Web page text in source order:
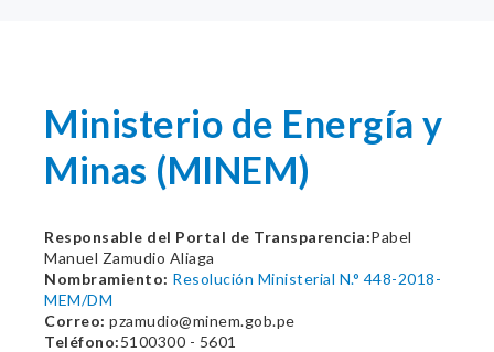
Ministerio de Energía y
Minas (MINEM)
Responsable del Portal de Transparencia:Pabel
Manuel Zamudio Aliaga
Nombramiento: Resolución Ministerial N.° 448-2018-
MEM/DM
Correo: pzamudio@minem.gob.pe
Teléfono:5100300 - 5601